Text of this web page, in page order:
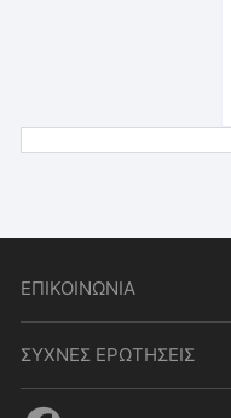
ΕΠΙΚΟΙΝΩΝΙΑ
ΣΥΧΝΕΣ ΕΡΩΤΗΣΕΙΣ